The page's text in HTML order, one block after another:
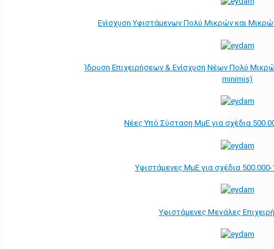
Ενίσχυση Υφιστάμενων Πολύ Μικρών και
Ίδρυση Επιχειρήσεων & Ενίσχυση Νέων Πολύ
minimis)
Νέες Υπό Σύσταση ΜμΕ για σχέδια
Υφιστάμενες ΜμΕ για σχέδια
Υφιστάμενες Μεγάλες